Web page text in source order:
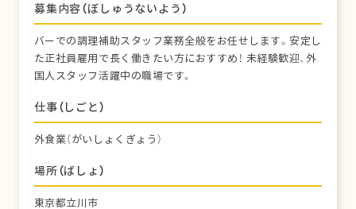
募集内容（ぼしゅうないよう）
バーでの調理補助スタッフ業務全般をお任せします。安定し
た正社員雇用で長く働きたい方におすすめ！ 未経験歓迎、外
国人スタッフ活躍中の職場です。
仕事（しごと）
外食業（がいしょくぎょう）
場所（ばしょ）
東京都立川市